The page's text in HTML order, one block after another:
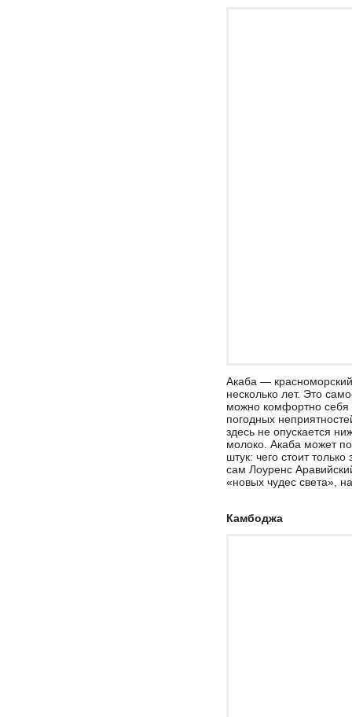
Акаба —
несколько лет. Это
можно комфортно себя
погодных
здесь не опускается
молоко. Акаба может
штук: чего стоит
сам Лоуренс
«новых чудес света»,
Камбоджа